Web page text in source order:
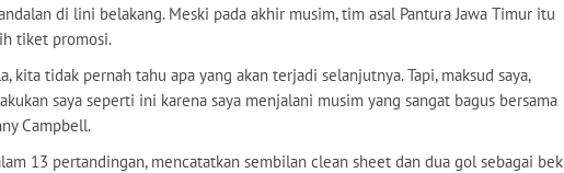
di lini belakang. Meski pada akhir musim, tim asal Pantura Jawa Timur itu
tiket promosi.
kita tidak pernah tahu apa yang akan terjadi selanjutnya. Tapi, maksud saya,
saya seperti ini karena saya menjalani musim yang sangat bagus bersama
Campbell.
13 pertandingan, mencatatkan sembilan clean sheet dan dua gol sebagai bek